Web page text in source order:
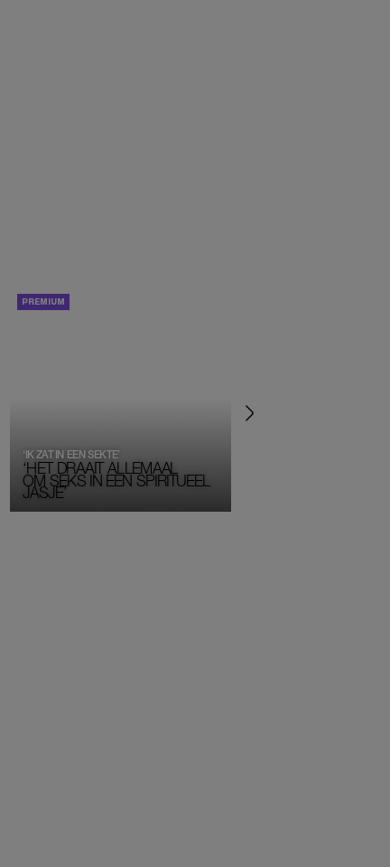
‘HET DRAAIT ALLEMAAL
OM SEKS IN EEN SPIRITUEEL
JASJE’
‘IK ZAT IN EEN SEKTE’